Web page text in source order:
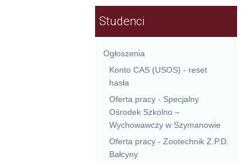
Studenci
Ogłoszenia
Konto CAS (USOS) - reset
hasła
Oferta pracy - Specjalny
Ośrodek Szkolno –
Wychowawczy w Szymanowie
Oferta pracy - Zootechnik Z.P.D.
Bałcyny